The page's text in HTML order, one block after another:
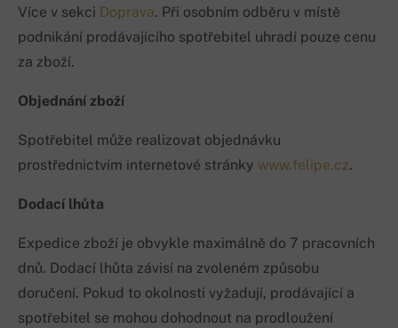
Více v sekci Doprava. Při osobním odběru v místě
podnikání prodávajícího spotřebitel uhradí pouze cenu
za zboží.
Objednání zboží
Spotřebitel může realizovat objednávku
prostřednictvím internetové stránky www.felipe.cz.
Dodací lhůta
Expedice zboží je obvykle maximálně do 7 pracovních
dnů. Dodací lhůta závisí na zvoleném způsobu
doručení. Pokud to okolnosti vyžadují, prodávající a
spotřebitel se mohou dohodnout na prodloužení